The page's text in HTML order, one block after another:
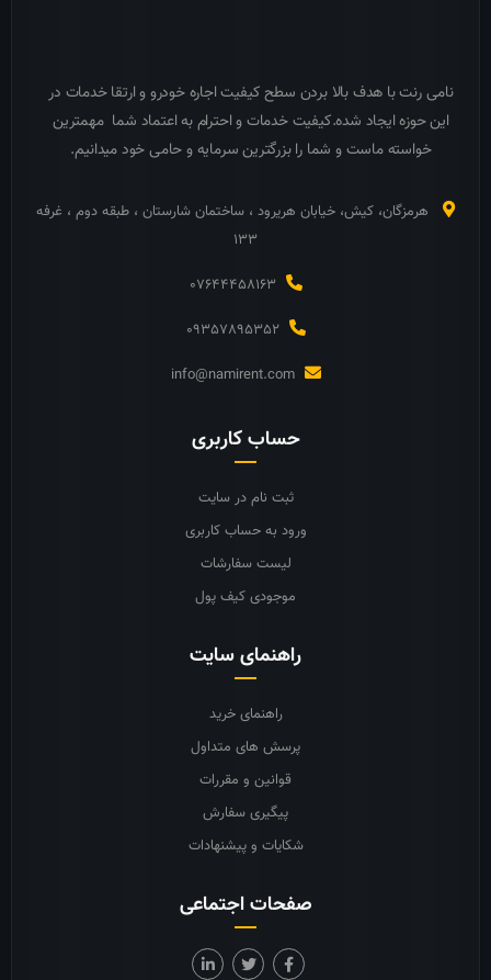
نامی رنت با هدف بالا بردن سطح کیفیت اجاره خودرو و ارتقا خدمات در
این حوزه ایجاد شده.کیفیت خدمات و احترام به اعتماد شما مهمترین
خواسته ماست و شما را بزرگترین سرمایه و حامی خود میدانیم.
هرمزگان، کیش، خیابان هریرود ، ساختمان شارستان ، طبقه دوم ، غرفه
133
07644458163
09357895352
info@namirent.com
حساب کاربری
ثبت نام در سایت
ورود به حساب کاربری
لیست سفارشات
موجودی کیف پول
راهنمای سایت
راهنمای خرید
پرسش های متداول
قوانین و مقررات
پیگیری سفارش
شکایات و پیشنهادات
صفحات اجتماعی
social link
social link
social link